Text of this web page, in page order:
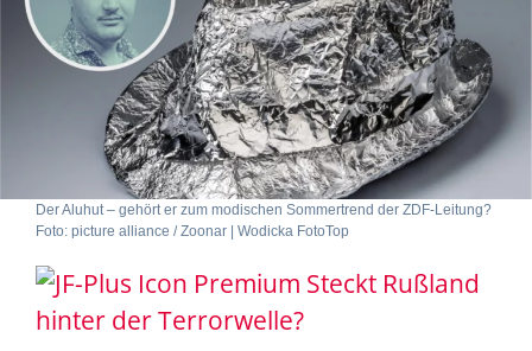
Der Aluhut – gehört er zum modischen Sommertrend der ZDF-Leitung?
Foto: picture alliance / Zoonar | Wodicka FotoTop
Steckt Rußland
hinter der Terrorwelle?